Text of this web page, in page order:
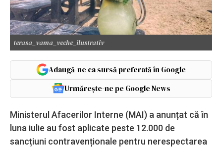
terasa_vama_veche_ilustrativ
Adaugă-ne ca sursă preferată în Google
Urmărește-ne pe Google News
Ministerul Afacerilor Interne (MAI) a anunțat că în
luna iulie au fost aplicate peste 12.000 de
sancțiuni contravenționale pentru nerespectarea